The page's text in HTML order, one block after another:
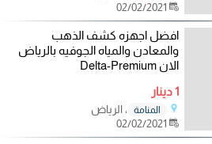
افضل اجهزه كشف الذهب
والمعادن والمياه الجوفيه بالرياض
الان Delta-Premium
1 دينار
المنامة
، الرياض